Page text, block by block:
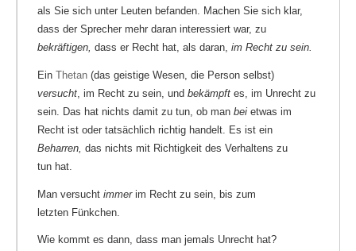
als Sie sich unter Leuten befanden. Machen Sie sich klar,
dass der Sprecher mehr daran interessiert war, zu
bekräftigen, dass er Recht hat, als daran, im Recht zu sein.
Ein Thetan (das geistige Wesen, die Person selbst)
versucht , im Recht zu sein, und bekämpft es, im Unrecht zu
sein. Das hat nichts damit zu tun, ob man bei etwas im
Recht ist oder tatsächlich richtig handelt. Es ist ein
Beharren, das nichts mit Richtigkeit des Verhaltens zu
tun hat.
Man versucht immer im Recht zu sein, bis zum
letzten Fünkchen.
Wie kommt es dann, dass man jemals Unrecht hat?